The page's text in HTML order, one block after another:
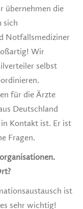
übernehmen die
sich
Notfallsmediziner
Wir
selbst
für die Ärzte
Deutschland
Kontakt ist. Er ist
Fragen.
ist
sehr wichtig!